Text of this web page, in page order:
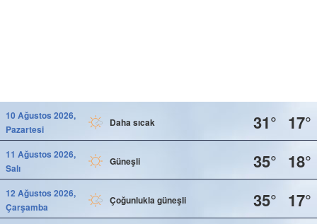
10 Ağustos 2026,
Pazartesi
Daha sıcak 31° 17°
11 Ağustos 2026,
Salı
Güneşli 35° 18°
12 Ağustos 2026,
Çarşamba
Çoğunlukla güneşli 35° 17°